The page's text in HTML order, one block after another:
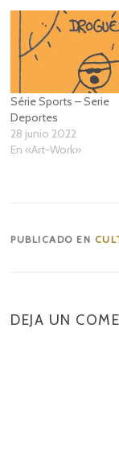
Série Sports – Serie
Deportes
28 junio 2022
En «Art-Work»
PUBLICADO EN
DEJA UN